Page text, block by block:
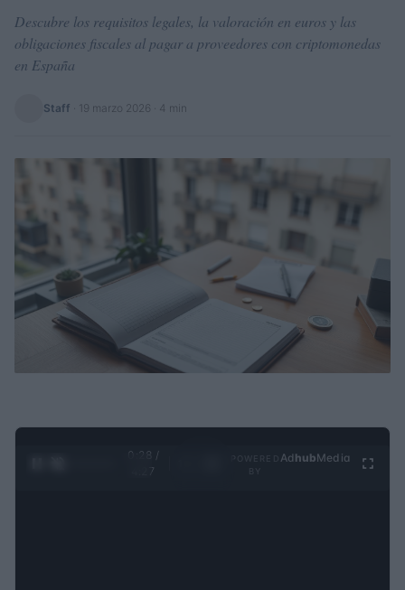
Descubre los requisitos legales, la valoración en euros y las
obligaciones fiscales al pagar a proveedores con criptomonedas
en España
Staff 19 marzo 2026 · 4 min
0:29 /
4:27
Ad hubMedia